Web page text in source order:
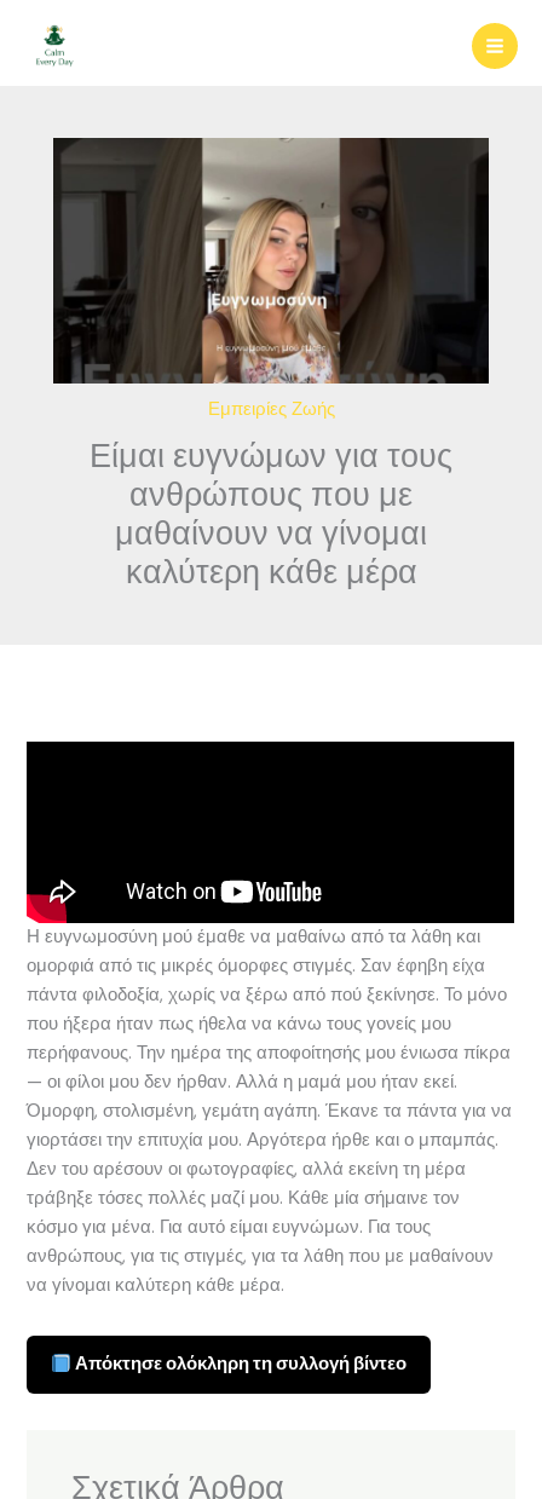
περιεχόμενο
Εμπειρίες Ζωής
Είμαι ευγνώμων για τους
ανθρώπους που με
μαθαίνουν να γίνομαι
καλύτερη κάθε μέρα
Η ευγνωμοσύνη μού έμαθε να μαθαίνω από τα λάθη και
ομορφιά από τις μικρές όμορφες στιγμές. Σαν έφηβη είχα
πάντα φιλοδοξία, χωρίς να ξέρω από πού ξεκίνησε. Το μόνο
που ήξερα ήταν πως ήθελα να κάνω τους γονείς μου
περήφανους. Την ημέρα της αποφοίτησής μου ένιωσα πίκρα
— οι φίλοι μου δεν ήρθαν. Αλλά η μαμά μου ήταν εκεί.
Όμορφη, στολισμένη, γεμάτη αγάπη. Έκανε τα πάντα για να
γιορτάσει την επιτυχία μου. Αργότερα ήρθε και ο μπαμπάς.
Δεν του αρέσουν οι φωτογραφίες, αλλά εκείνη τη μέρα
τράβηξε τόσες πολλές μαζί μου. Κάθε μία σήμαινε τον
κόσμο για μένα. Για αυτό είμαι ευγνώμων. Για τους
ανθρώπους, για τις στιγμές, για τα λάθη που με μαθαίνουν
να γίνομαι καλύτερη κάθε μέρα.
Απόκτησε ολόκληρη τη συλλογή βίντεο
Σχετικά Άρθρα